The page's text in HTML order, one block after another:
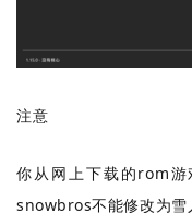
注意
你从网上下载的rom
snowbros不能修改为雪